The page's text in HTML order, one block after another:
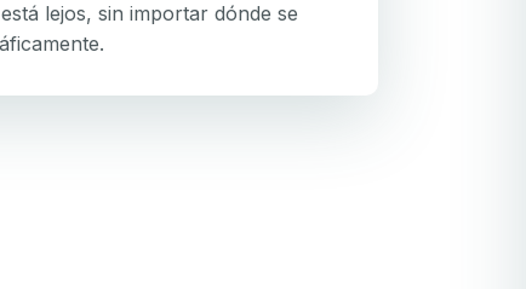
lejos, sin importar dónde se